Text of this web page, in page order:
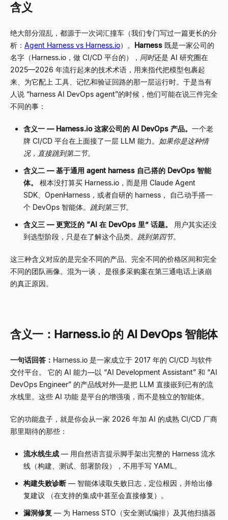
含义
绝大部分混乱，都源于一次词汇撞车（我们专门写过一篇更长的分
析： Agent Harness vs Harness.io）。 Harness 既是一家公司的
名字（Harness.io，做 CI/CD 平台的）， 同时还是 AI 研究圈在
2025—2026 年流行起来的技术术语，用来指代把模型包裹起
来、为它配上 工具、记忆和验证回路的那一层运行时。于是当有
人说 “harness AI DevOps agent”的时候，他们可能在说三件完全
不同的事：
含义一 —Harness.io 这家公司的 AI DevOps 产品。 一个老
牌 CI/CD 平台在上面接了一层 LLM 能力。
如果你是这种情
况，直接跳到第二节。
含义二 —基于通用 agent harness 自己搭的 DevOps 智能
体。
根本没打算买 Harness.io，而是用 Claude Agent
SDK、OpenHarness，或者自研的 harness， 自己动手搭一
个 DevOps 智能体。 跳到第三节。
含义三 —更宽泛的 “AI 在 DevOps 里” 话题。
用户其实还没
到选型阶段，只是在了解这个品类。 跳到第四节。
这三种含义对应的是完全不同的产品、完全不同的价格区间和完全
不同的团队画像。混为一谈， 是很多采购案在第三通电话上谈崩
的真正原因。
含义一：Harness.io 的 AI DevOps 智能体
一句话回答： Harness.io 是一家成立于 2017 年的 CI/CD 与软件
交付平台。 它的 AI 能力—以 “AI Development Assistant” 和 “AI
DevOps Engineer” 的产品线对外—是把 LLM 直接嵌到已有的流
水线里。这些 AI 功能 是平台的增强项，而不是独立的智能体。
它的功能盘子，就是你会从一家 2026 年加 AI 的成熟 CI/CD 厂商
那里期待的那些：
流水线生成 — 用自然语言提示脚手架出完整的 Harness 流水
线（构建、测试、部署阶段），不用手写 YAML。
构建失败诊断 — 智能体读取失败日志，定位根因，并给出修
复建议 （在支持的集成中甚至会直接修复）。
漏洞修复 — 为 Harness STO（安全测试编排）及其他扫描器